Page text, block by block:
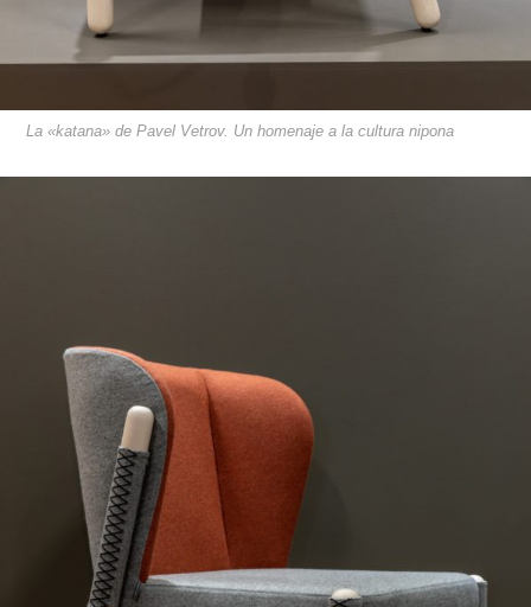
La «katana» de Pavel Vetrov. Un homenaje a la cultura nipona